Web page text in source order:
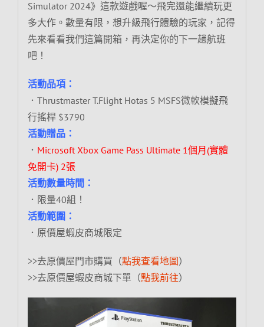
Simulator 2024》這款遊戲喔～飛完還能繼續玩更
多大作。數量有限，想升級飛行體驗的玩家，記得
先來看看我們這篇開箱，再決定你的下一趟航班
吧！
活動品項：
．Thrustmaster T.Flight Hotas 5 MSFS微軟模擬飛
行搖桿 $3790
活動贈品：
． Microsoft Xbox Game Pass Ultimate 1個月(實體
免開卡) 2張
活動數量時間：
．限量40組！
活動範圍：
．原價屋蝦皮商城限定
>>去原價屋門市購買（點我查看地圖）
>>去原價屋蝦皮商城下單（點我前往）